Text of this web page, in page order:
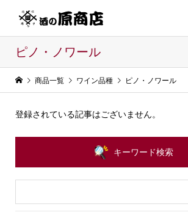
ピノ・ノワール
商品一覧 ワイン品種 ピノ・ノワール
登録されている記事はございません。
キーワード検索